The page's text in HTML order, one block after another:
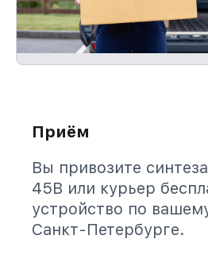
Приём
Вы привозите
45B или курьер
устройство по
Санкт-Петербурге.